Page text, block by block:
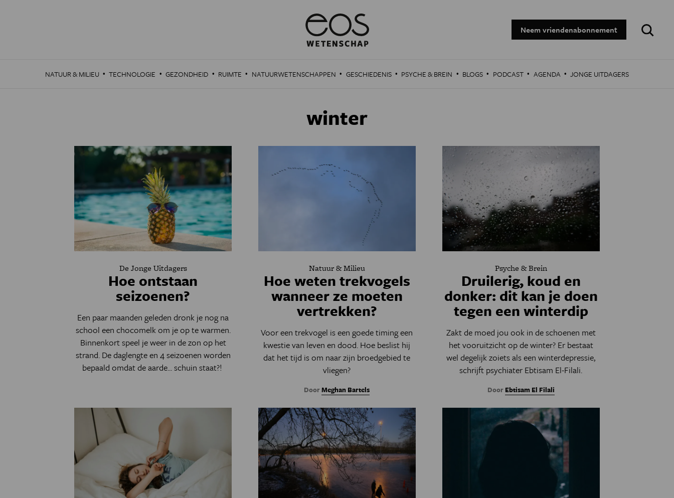
Neem vriendenabonnement
Zoeken:
NATUUR & MILIEU · TECHNOLOGIE · GEZONDHEID · RUIMTE · NATUURWETENSCHAPPEN · GESCHIEDENIS · PSYCHE & BREIN · BLOGS · PODCAST · AGENDA · JONGE UITDAGERS
winter
De Jonge Uitdagers
Hoe ontstaan
seizoenen?
Een paar maanden geleden dronk je nog na
school een chocomelk om je op te warmen.
Binnenkort speel je weer in de zon op het
strand. De daglengte en 4 seizoenen worden
bepaald omdat de aarde... schuin staat?!
Natuur & Milieu
Hoe weten trekvogels
wanneer ze moeten
vertrekken?
Voor een trekvogel is een goede timing een
kwestie van leven en dood. Hoe beslist hij
dat het tijd is om naar zijn broedgebied te
vliegen?
DoorMeghan Bartels
Psyche & Brein
Druilerig, koud en
donker: dit kan je doen
tegen een winterdip
Zakt de moed jou ook in de schoenen met
het vooruitzicht op de winter? Er bestaat
wel degelijk zoiets als een winterdepressie,
schrijft psychiater Ebtisam El-Filali.
Door Ebtisam El Filali